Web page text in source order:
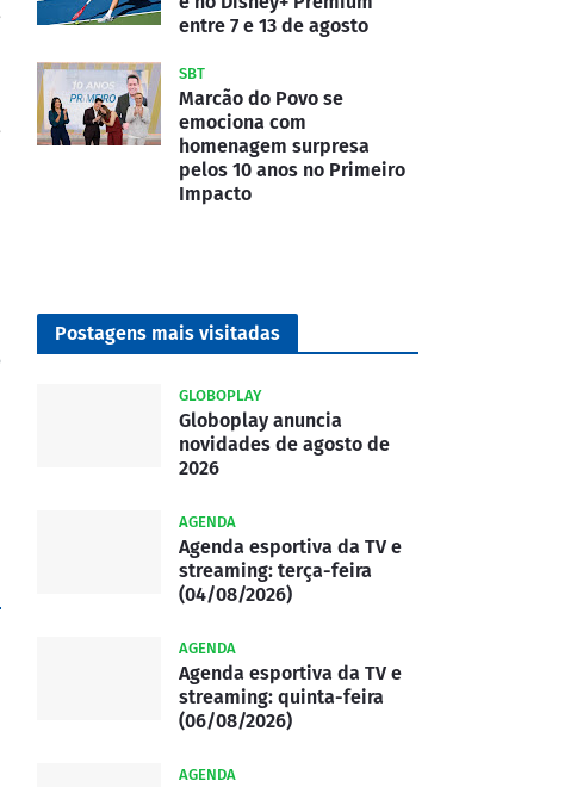
entre 7 e 13 de agosto
SBT
Marcão do Povo se
emociona com
homenagem surpresa
pelos 10 anos no Primeiro
Impacto
Postagens mais visitadas
GLOBOPLAY
Globoplay anuncia
novidades de agosto de
2026
AGENDA
Agenda esportiva da TV e
streaming: terça-feira
(04/08/2026)
AGENDA
Agenda esportiva da TV e
streaming: quinta-feira
(06/08/2026)
AGENDA